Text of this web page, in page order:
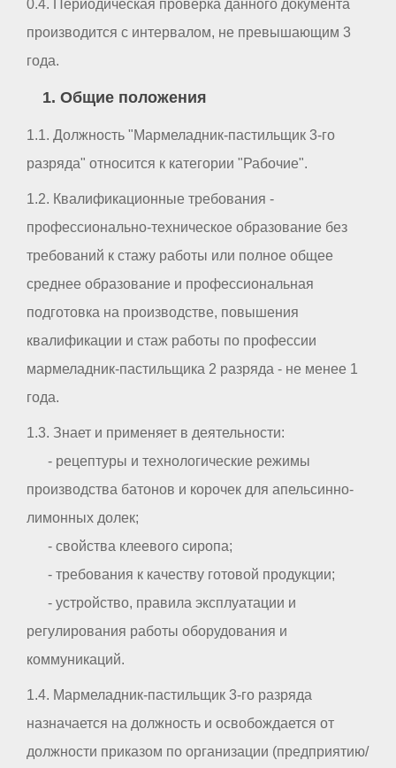
0.4. Периодическая проверка данного документа
производится с интервалом, не превышающим 3
года.
1. Общие положения
1.1. Должность "Мармеладник-пастильщик 3-го
разряда" относится к категории "Рабочие".
1.2. Квалификационные требования -
профессионально-техническое образование без
требований к стажу работы или полное общее
среднее образование и профессиональная
подготовка на производстве, повышения
квалификации и стаж работы по профессии
мармеладник-пастильщика 2 разряда - не менее 1
года.
1.3. Знает и применяет в деятельности:
- рецептуры и технологические режимы
производства батонов и корочек для апельсинно-
лимонных долек;
- свойства клеевого сиропа;
- требования к качеству готовой продукции;
- устройство, правила эксплуатации и
регулирования работы оборудования и
коммуникаций.
1.4. Мармеладник-пастильщик 3-го разряда
назначается на должность и освобождается от
должности приказом по организации (предприятию/